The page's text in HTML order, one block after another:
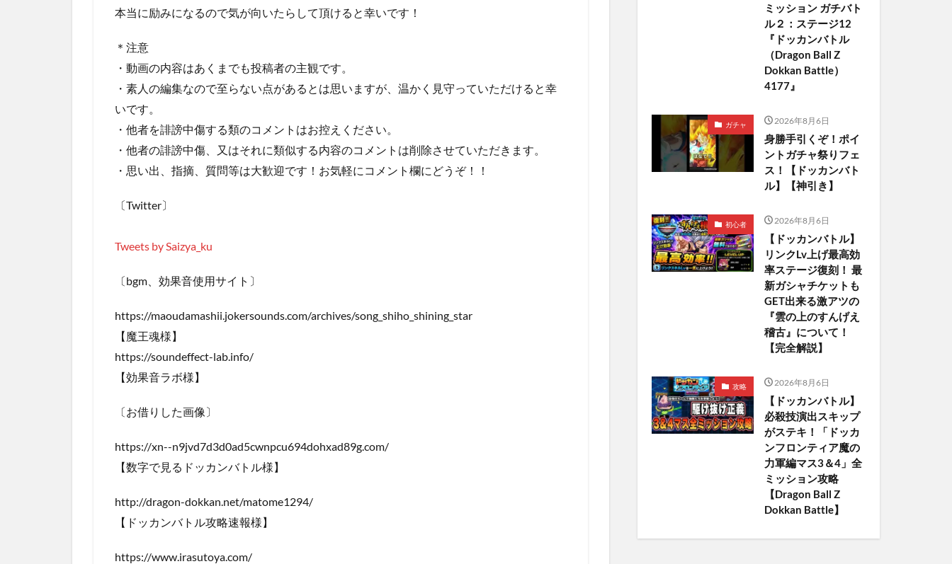
本当に励みになるので気が向いたらして頂けると幸いです！
＊注意
・動画の内容はあくまでも投稿者の主観です。
・素人の編集なので至らない点があるとは思いますが、温かく見守っていただけると幸
いです。
・他者を誹謗中傷する類のコメントはお控えください。
・他者の誹謗中傷、又はそれに類似する内容のコメントは削除させていただきます。
・思い出、指摘、質問等は大歓迎です！お気軽にコメント欄にどうぞ！！
〔Twitter〕
Tweets by Saizya_ku
〔bgm、効果音使用サイト〕
https://maoudamashii.jokersounds.com/archives/song_shiho_shining_star
【魔王魂様】
https://soundeffect-lab.info/
【効果音ラボ様】
〔お借りした画像〕
https://xn--n9jvd7d3d0ad5cwnpcu694dohxad89g.com/
【数字で見るドッカンバトル様】
http://dragon-dokkan.net/matome1294/
【ドッカンバトル攻略速報様】
https://www.irasutoya.com/
ミッション ガチバト
ル２：ステージ12
『ドッカンバトル
（Dragon Ball Z
Dokkan Battle）
4177』
ガチャ 2026年8月6日
身勝手引くぞ！ポイ
ントガチャ祭りフェ
ス！【ドッカンバト
ル】【神引き】
初心者 2026年8月6日
【ドッカンバトル】
リンクLv上げ最高効
率ステージ復刻！ 最
新ガシャチケットも
GET出来る激アツの
『雲の上のすんげえ
稽古』について！
【完全解説】
攻略 2026年8月6日
【ドッカンバトル】
必殺技演出スキップ
がステキ！「ドッカ
ンフロンティア魔の
力軍編マス3＆4」全
ミッション攻略
【Dragon Ball Z
Dokkan Battle】